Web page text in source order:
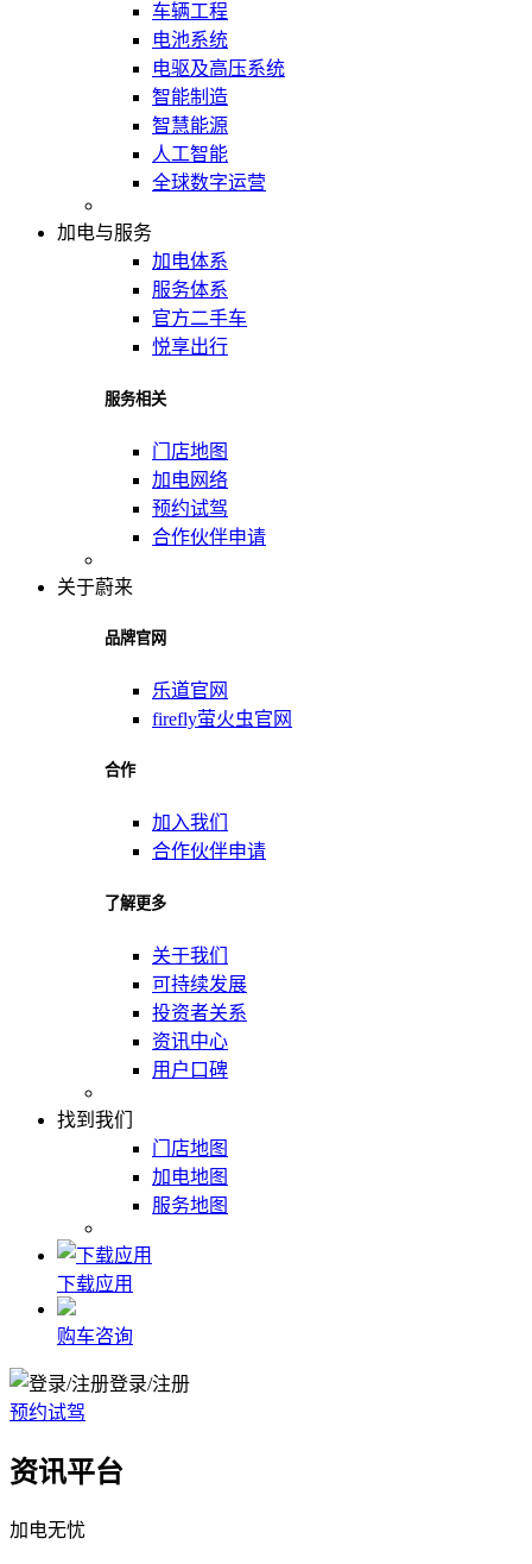
车辆工程
电池系统
电驱及高压系统
智能制造
智慧能源
人工智能
全球数字运营
加电与服务
加电体系
服务体系
官方二手车
悦享出行
服务相关
门店地图
加电网络
预约试驾
合作伙伴申请
关于蔚来
品牌官网
乐道官网
firefly萤火虫官网
合作
加入我们
合作伙伴申请
了解更多
关于我们
可持续发展
投资者关系
资讯中心
用户口碑
找到我们
门店地图
加电地图
服务地图
下载应用
购车咨询
登录/注册
预约试驾
资讯平台
加电无忧